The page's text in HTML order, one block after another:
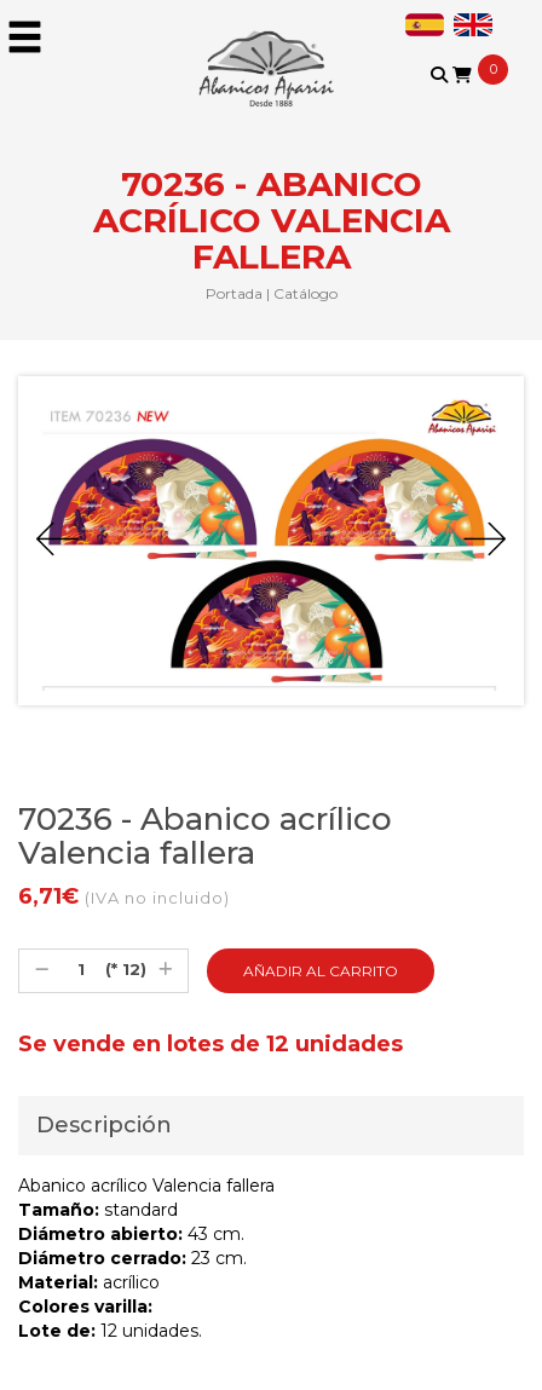
0
70236 - ABANICO
ACRÍLICO VALENCIA
FALLERA
Portada | Catálogo
70236 - Abanico acrílico
Valencia fallera
6,71€ (IVA no incluido)
(* 12)
Se vende en lotes de 12 unidades
Descripción
Abanico acrílico Valencia fallera
Tamaño: standard
Diámetro abierto: 43 cm.
Diámetro cerrado: 23 cm.
Material: acrílico
Colores varilla:
Lote de: 12 unidades.